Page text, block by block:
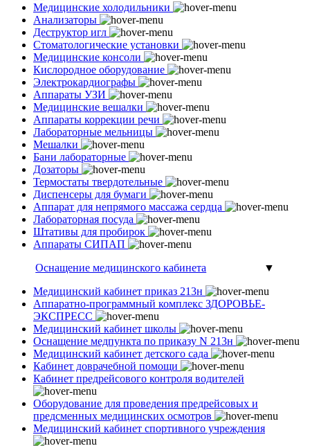
Медицинские холодильники
Анализаторы
Деструктор игл
Стоматологические установки
Медицинские консоли
Кислородное оборудование
Электрокардиографы
Аппараты УЗИ
Медицинские вешалки
Аппараты коррекции речи
Лабораторные мельницы
Мешалки
Бани лабораторные
Дозаторы
Термостаты твердотельные
Диспенсеры для бумаги
Аппарат для непрямого массажа сердца
Лабораторная посуда
Штативы для пробирок
Аппараты СИПАП
Оснащение медицинского кабинета
▼
Медицинский кабинет приказ 213н
Аппаратно-программный комплекс ЗДОРОВЬЕ-
ЭКСПРЕСС
Медицинский кабинет школы
Оснащение медпункта по приказу N 213н
Медицинский кабинет детского сада
Кабинет доврачебной помощи
Кабинет предрейсового контроля водителей
Оборудование для проведения предрейсовых и
предсменных медицинских осмотров
Медицинский кабинет спортивного учреждения